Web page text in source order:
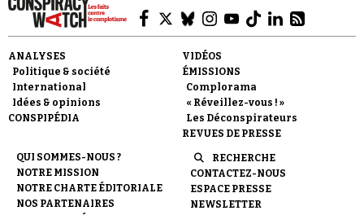
ANALYSES
Politique & société
International
Idées & opinions
CONSPIPÉDIA
VIDÉOS
ÉMISSIONS
Complorama
« Réveillez-vous ! »
Les Déconspirateurs
REVUES DE PRESSE
QUI SOMMES-NOUS ?
NOTRE MISSION
NOTRE CHARTE ÉDITORIALE
NOS PARTENAIRES
RECHERCHE
CONTACTEZ-NOUS
ESPACE PRESSE
NEWSLETTER